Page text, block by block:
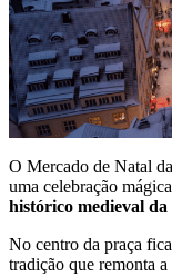
O Mercado de Natal
uma celebração mágica
histórico medieval da
No centro da praça
tradição que remonta